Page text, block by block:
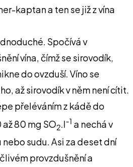
kaptan a ten se již z vína
Spočívá v
vína, čímž se sirovodík,
do ovzduší. Víno se
až sirovodík v něm není cítit.
přeléváním z kádě do
až 80 mg SO2.l-1 a nechá v
sudu. Asi za deset dní
provzdušnění a